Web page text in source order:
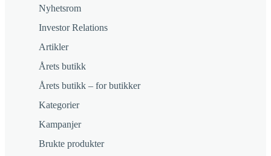
Nyhetsrom
Investor Relations
Artikler
Årets butikk
Årets butikk – for butikker
Kategorier
Kampanjer
Brukte produkter